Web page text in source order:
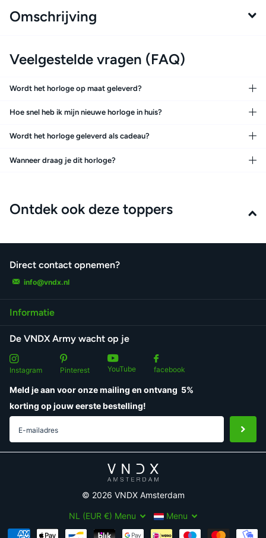
Omschrijving
Veelgestelde vragen (FAQ)
Wordt het horloge op maat geleverd?
Hoe snel heb ik mijn nieuwe horloge in huis?
Wordt het horloge geleverd als cadeau?
Wanneer draag je dit horloge?
Ontdek ook deze toppers
Direct contact opnemen?
info@vndx.nl
Informatie
De VNDX Army wacht op je
Instagram Pinterest YouTube facebook
Meld je aan voor onze mailing en ontvang 5%
korting op jouw eerste bestelling!
© 2026 VNDX Amsterdam
NL (EUR €) Menu Menu